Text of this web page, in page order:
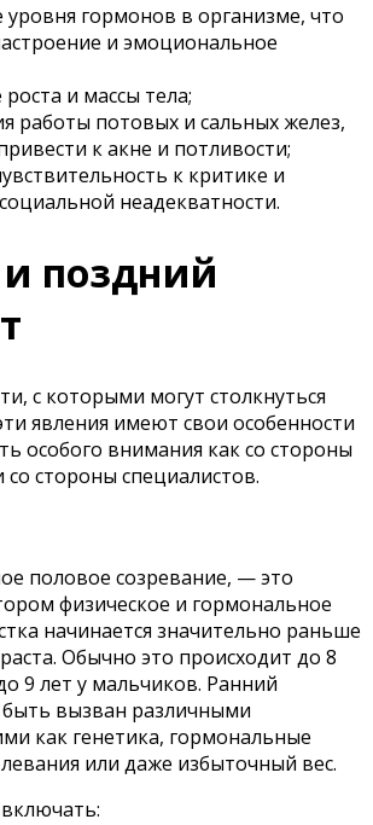
гормонов в организме, что
и эмоциональное
и массы тела;
работы потовых и сальных желез,
к акне и потливости;
к критике и
неадекватности.
поздний
с которыми могут столкнуться
явления имеют свои особенности
особого внимания как со стороны
со стороны специалистов.
половое созревание, — это
физическое и гормональное
начинается значительно раньше
Обычно это происходит до 8
9 лет у мальчиков. Ранний
вызван различными
как генетика, гормональные
или даже избыточный вес.